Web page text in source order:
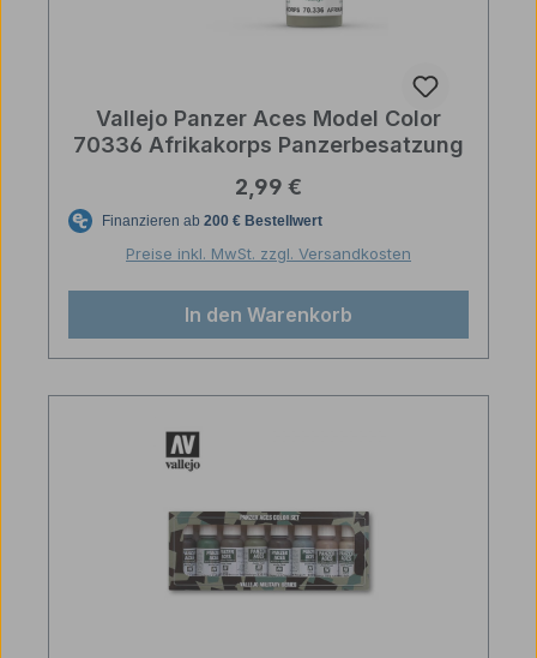
Vallejo Panzer Aces Model Color
70336 Afrikakorps Panzerbesatzung
Regulärer Preis:
2,99 €
Preise inkl. MwSt. zzgl. Versandkosten
In den Warenkorb